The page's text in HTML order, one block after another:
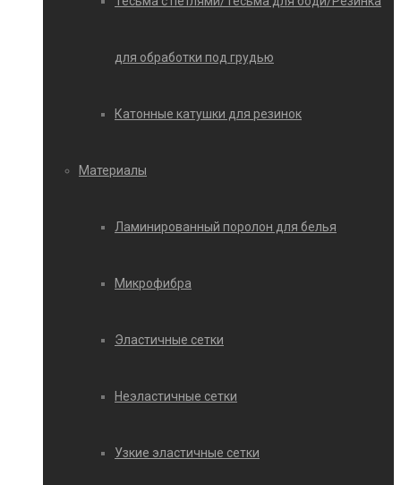
для обработки под грудью
Катонные катушки для резинок
Материалы
Ламинированный поролон для белья
Микрофибра
Эластичные сетки
Неэластичные сетки
Узкие эластичные сетки